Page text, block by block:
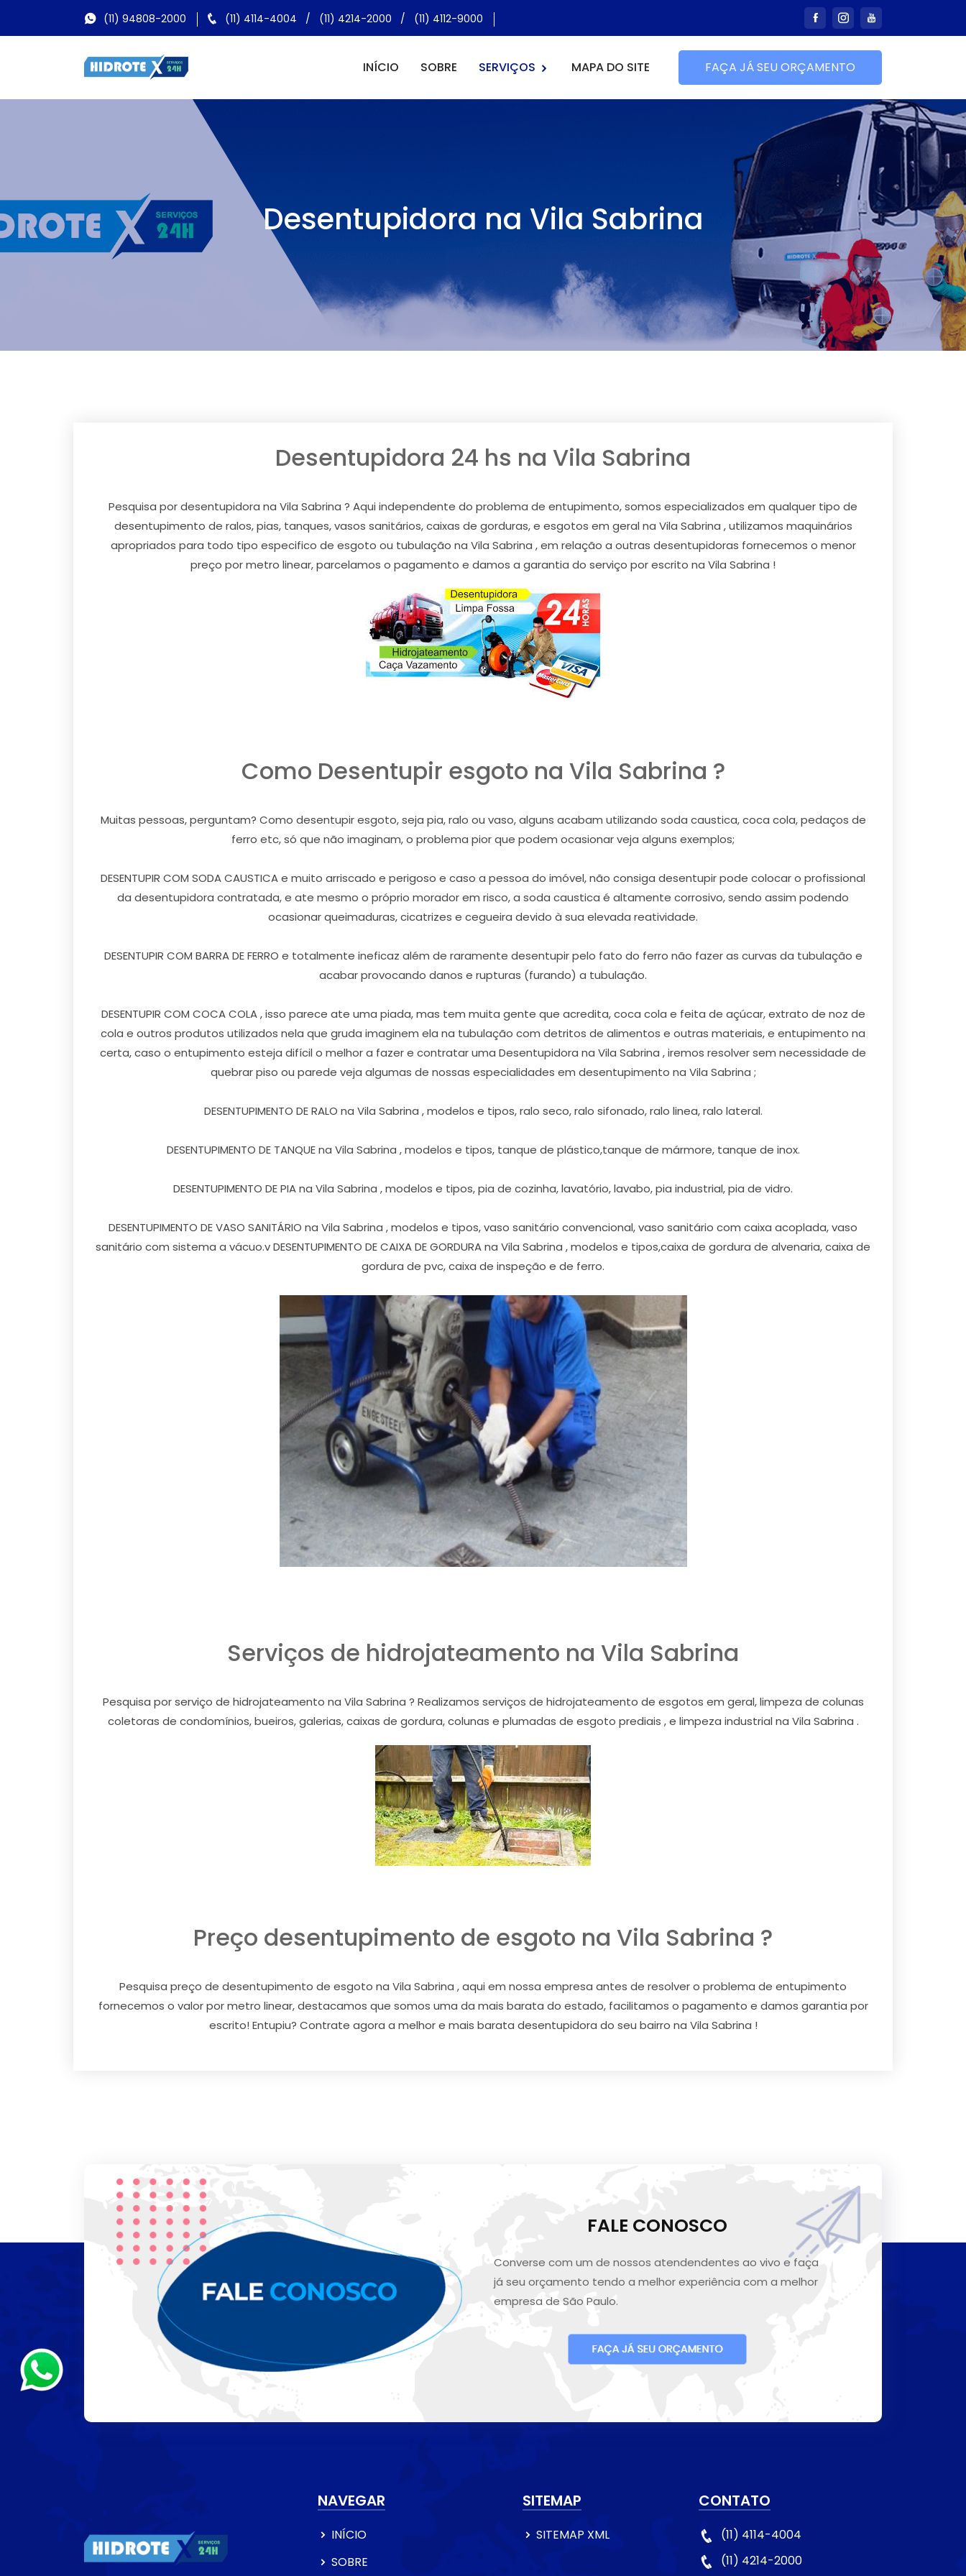
(11) 94808-2000 (11) 4114-4004 / (11) 4214-2000 / (11) 4112-9000
INÍCIO SOBRE SERVIÇOS MAPA DO SITE FAÇA JÁ SEU ORÇAMENTO
Desentupidora na Vila Sabrina
Desentupidora 24 hs na Vila Sabrina
Pesquisa por desentupidora na Vila Sabrina ? Aqui independente do problema de entupimento, somos especializados em qualquer tipo de
desentupimento de ralos, pias, tanques, vasos sanitários, caixas de gorduras, e esgotos em geral na Vila Sabrina , utilizamos maquinários
apropriados para todo tipo especifico de esgoto ou tubulação na Vila Sabrina , em relação a outras desentupidoras fornecemos o menor
preço por metro linear, parcelamos o pagamento e damos a garantia do serviço por escrito na Vila Sabrina !
Como Desentupir esgoto na Vila Sabrina ?
Muitas pessoas, perguntam? Como desentupir esgoto, seja pia, ralo ou vaso, alguns acabam utilizando soda caustica, coca cola, pedaços de
ferro etc, só que não imaginam, o problema pior que podem ocasionar veja alguns exemplos;
DESENTUPIR COM SODA CAUSTICA e muito arriscado e perigoso e caso a pessoa do imóvel, não consiga desentupir pode colocar o profissional
da desentupidora contratada, e ate mesmo o próprio morador em risco, a soda caustica é altamente corrosivo, sendo assim podendo
ocasionar queimaduras, cicatrizes e cegueira devido à sua elevada reatividade.
DESENTUPIR COM BARRA DE FERRO e totalmente ineficaz além de raramente desentupir pelo fato do ferro não fazer as curvas da tubulação e
acabar provocando danos e rupturas (furando) a tubulação.
DESENTUPIR COM COCA COLA , isso parece ate uma piada, mas tem muita gente que acredita, coca cola e feita de açúcar, extrato de noz de
cola e outros produtos utilizados nela que gruda imaginem ela na tubulação com detritos de alimentos e outras materiais, e entupimento na
certa, caso o entupimento esteja difícil o melhor a fazer e contratar uma Desentupidora na Vila Sabrina , iremos resolver sem necessidade de
quebrar piso ou parede veja algumas de nossas especialidades em desentupimento na Vila Sabrina ;
DESENTUPIMENTO DE RALO na Vila Sabrina , modelos e tipos, ralo seco, ralo sifonado, ralo linea, ralo lateral.
DESENTUPIMENTO DE TANQUE na Vila Sabrina , modelos e tipos, tanque de plástico,tanque de mármore, tanque de inox.
DESENTUPIMENTO DE PIA na Vila Sabrina , modelos e tipos, pia de cozinha, lavatório, lavabo, pia industrial, pia de vidro.
DESENTUPIMENTO DE VASO SANITÁRIO na Vila Sabrina , modelos e tipos, vaso sanitário convencional, vaso sanitário com caixa acoplada, vaso
sanitário com sistema a vácuo.v DESENTUPIMENTO DE CAIXA DE GORDURA na Vila Sabrina , modelos e tipos,caixa de gordura de alvenaria, caixa de
gordura de pvc, caixa de inspeção e de ferro.
Serviços de hidrojateamento na Vila Sabrina
Pesquisa por serviço de hidrojateamento na Vila Sabrina ? Realizamos serviços de hidrojateamento de esgotos em geral, limpeza de colunas
coletoras de condomínios, bueiros, galerias, caixas de gordura, colunas e plumadas de esgoto prediais , e limpeza industrial na Vila Sabrina .
Preço desentupimento de esgoto na Vila Sabrina ?
Pesquisa preço de desentupimento de esgoto na Vila Sabrina , aqui em nossa empresa antes de resolver o problema de entupimento
fornecemos o valor por metro linear, destacamos que somos uma da mais barata do estado, facilitamos o pagamento e damos garantia por
escrito! Entupiu? Contrate agora a melhor e mais barata desentupidora do seu bairro na Vila Sabrina !
FALE CONOSCO
Converse com um de nossos atendendentes ao vivo e faça
já seu orçamento tendo a melhor experiência com a melhor
empresa de São Paulo.
NAVEGAR
INÍCIO
SOBRE
SITEMAP
SITEMAP XML
CONTATO
(11) 4114-4004
(11) 4214-2000